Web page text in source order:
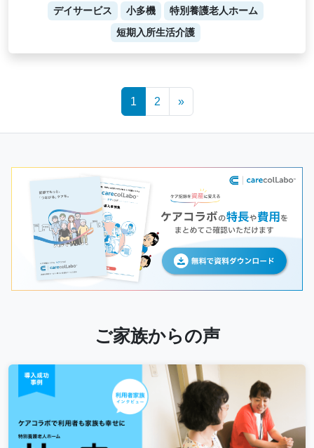
デイサービス 小多機
特別養護老人ホーム
短期入所生活介護
1 2 »
ご家族からの声